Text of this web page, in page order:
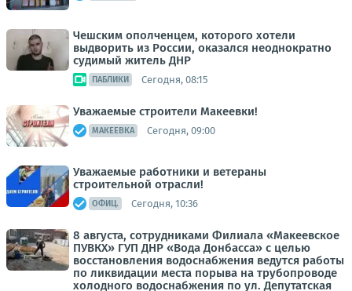
Чешским ополченцем, которого хотели
выдворить из России, оказался неоднократно
судимый житель ДНР
ПАБЛИКИ Сегодня, 08:15
Уважаемые строители Макеевки!
МАКЕЕВКА Сегодня, 09:00
Уважаемые работники и ветераны
строительной отрасли!
ОФИЦ. Сегодня, 10:36
8 августа, сотрудниками Филиала «Макеевское
ПУВКХ» ГУП ДНР «Вода Донбасса» с целью
восстановления водоснабжения ведутся работы
по ликвидации места порыва на трубопроводе
холодного водоснабжения по ул. Депутатская